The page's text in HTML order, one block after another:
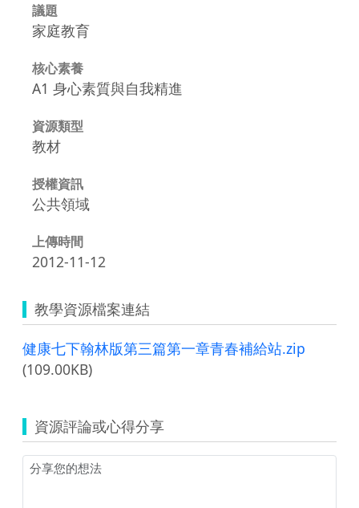
議題
家庭教育
核心素養
A1 身心素質與自我精進
資源類型
教材
授權資訊
公共領域
上傳時間
2012-11-12
教學資源檔案連結
健康七下翰林版第三篇第一章青春補給站.zip
(109.00KB)
資源評論或心得分享